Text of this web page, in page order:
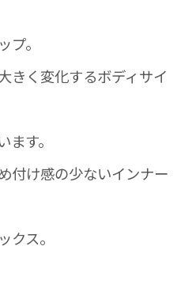
プ。
きく変化するボディサイ
す。
付け感の少ないインナー
クス。